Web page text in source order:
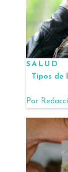
SALUD
Tipos de
Por